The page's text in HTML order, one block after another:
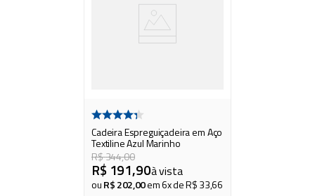
Cadeira Espreguiçadeira em Aço
Textiline Azul Marinho
R$344,00
R$ 191,90à vista
ouR$202,00em6x deR$33,66